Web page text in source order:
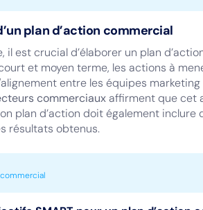
plan d’action commercial
il est crucial d’élaborer un plan
et moyen terme, les actions à
entre les équipes
commerciauxaffirment que cet
plan d’action doit également inclure
résultats obtenus.